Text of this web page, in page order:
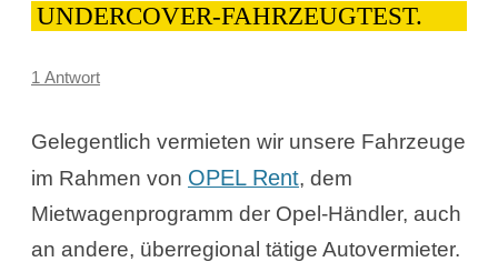
UNDERCOVER-FAHRZEUGTEST.
1 Antwort
Gelegentlich vermieten wir unsere Fahrzeuge
im Rahmen von OPEL Rent, dem
Mietwagenprogramm der Opel-Händler, auch
an andere, überregional tätige Autovermieter.